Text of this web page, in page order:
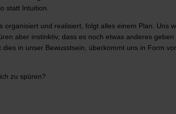
statt Intuition.
und realisiert, folgt alles einem Plan. Uns
aber instinktiv, dass es noch etwas anderes geben
in unser Bewusstsein, überkommt uns in Form
zu spüren?